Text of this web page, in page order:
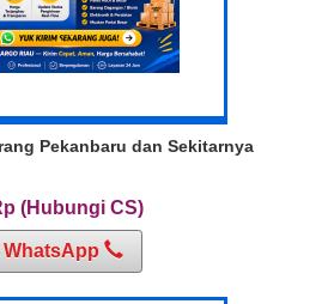
Pekanbaru dan Sekitarnya
(Hubungi CS)
WhatsApp